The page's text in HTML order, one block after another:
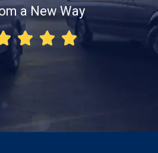
a New Way